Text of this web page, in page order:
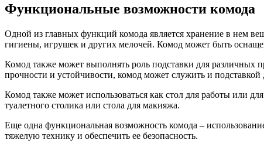
Функциональные возможности комода
Одной из главных функций комода является хранение в нем
гигиены, игрушек и других мелочей. Комод может быть
Комод также может выполнять роль подставки для различных
прочности и устойчивости, комод может служить и
Комод также может использоваться как стол для работы или
туалетного столика или стола для макияжа.
Еще одна функциональная возможность комода –
тяжелую технику и обеспечить ее безопасность.